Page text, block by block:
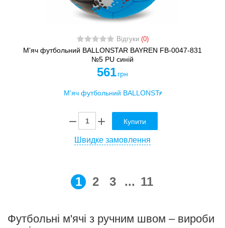
Відгуки (0)
М'яч футбольний BALLONSTAR BAYREN FB-0047-831
№5 PU синій
561 грн
Купити
Швидке замовлення
1 2 3 ... 11
Футбольні м'ячі з ручним швом – вироби